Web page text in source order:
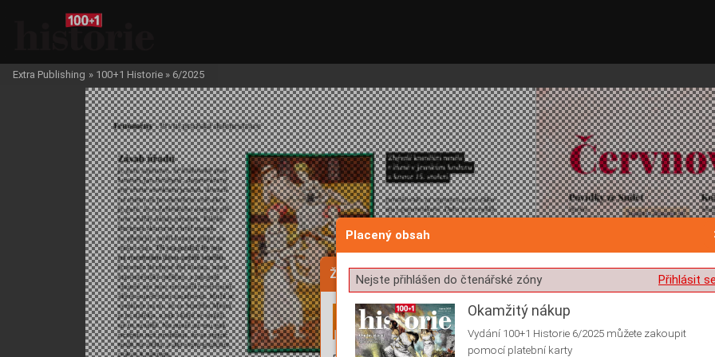
Žádost o souhlas s ukládáním volitelných informací
Extra Publishing » 100+1 Historie » 6/2025
Placený obsah
Přihlásit
Nejste přihlášen do čtenářské zóny
Okamžitý nákup
Vydání 100+1 Historie 6/2025 můžete zakoupit
pomocí platební karty